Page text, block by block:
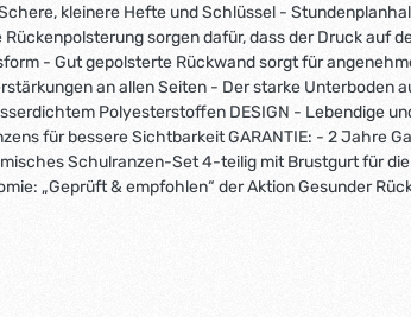
kleinere Hefte und Schlüssel -
sorgen dafür, dass der Druck auf
- Gut gepolsterte Rückwand sorgt für
an allen Seiten - Der starke
Polyesterstoffen DESIGN - Lebendige
für bessere Sichtbarkeit GARANTIE: - 2 Jahre
Schulranzen-Set 4-teilig mit Brustgurt für
„Geprüft & empfohlen“ der Aktion Gesunder